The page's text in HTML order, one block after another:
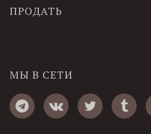
ПРОДАТЬ
МЫ В СЕТИ